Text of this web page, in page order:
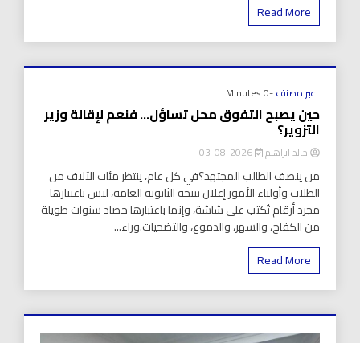
Read More
غير مصنف-0 Minutes
حين يصبح التفوق محل تساؤل… فنعم لإقالة وزير
التزوير؟
خالد ابراهيم 2026-08-03
من ينصف الطالب المجتهد؟في كل عام، ينتظر مئات الآلاف من
الطلاب وأولياء الأمور إعلان نتيجة الثانوية العامة، ليس باعتبارها
مجرد أرقام تُكتب على شاشة، وإنما باعتبارها حصاد سنوات طويلة
من الكفاح، والسهر، والدموع، والتضحيات.وراء...
Read More